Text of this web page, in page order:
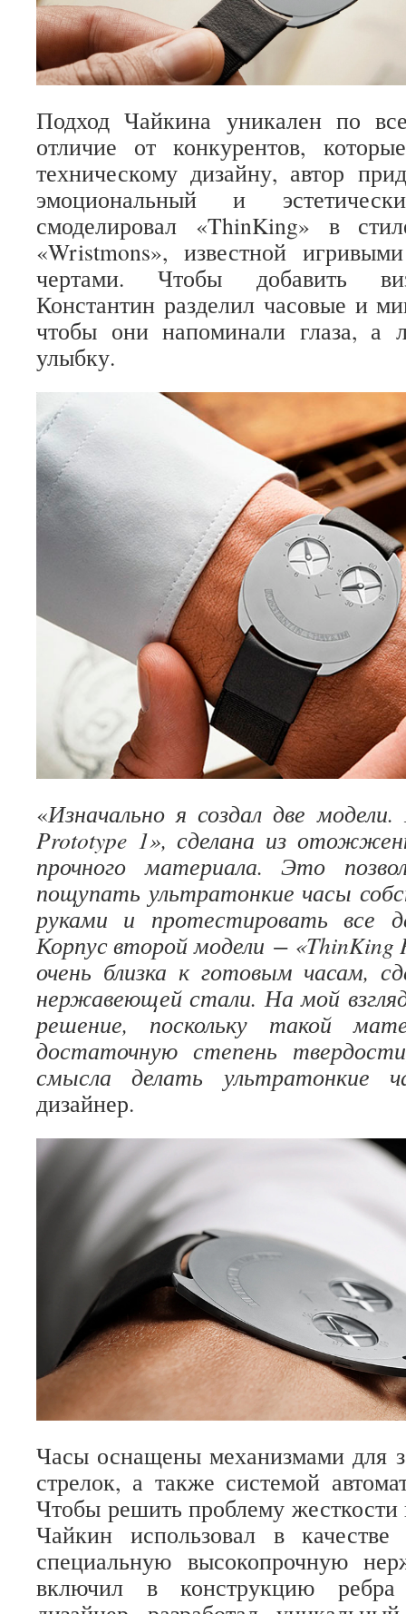
Подход Чайкина уникален по
отличие от конкурентов,
техническому дизайну, автор
эмоциональный и
смоделировал «ThinKing» в
«Wristmons», известной
чертами. Чтобы добавить
Константин разделил часовые и
чтобы они напоминали глаза, а
улыбку.
«Изначально я создал две
Prototype 1», сделана из
прочного материала. Это
пощупать ультратонкие часы
руками и протестировать все
Корпус второй модели − «ThinKing
очень близка к готовым часам,
нержавеющей стали. На мой
решение, поскольку такой
достаточную степень
смысла делать ультратонкие
дизайнер.
Часы оснащены механизмами для
стрелок, а также системой
Чтобы решить проблему жесткости
Чайкин использовал в качестве
специальную высокопрочную
включил в конструкцию